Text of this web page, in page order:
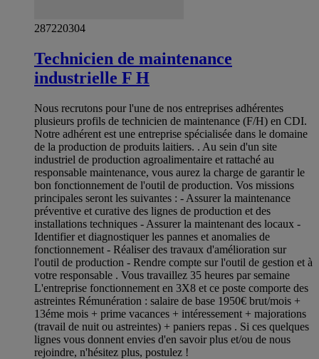
287220304
Technicien de maintenance
industrielle F H
Nous recrutons pour l'une de nos entreprises adhérentes
plusieurs profils de technicien de maintenance (F/H) en CDI.
Notre adhérent est une entreprise spécialisée dans le domaine
de la production de produits laitiers. . Au sein d'un site
industriel de production agroalimentaire et rattaché au
responsable maintenance, vous aurez la charge de garantir le
bon fonctionnement de l'outil de production. Vos missions
principales seront les suivantes : - Assurer la maintenance
préventive et curative des lignes de production et des
installations techniques - Assurer la maintenant des locaux -
Identifier et diagnostiquer les pannes et anomalies de
fonctionnement - Réaliser des travaux d'amélioration sur
l'outil de production - Rendre compte sur l'outil de gestion et à
votre responsable . Vous travaillez 35 heures par semaine
L'entreprise fonctionnement en 3X8 et ce poste comporte des
astreintes Rémunération : salaire de base 1950€ brut/mois +
13éme mois + prime vacances + intéressement + majorations
(travail de nuit ou astreintes) + paniers repas . Si ces quelques
lignes vous donnent envies d'en savoir plus et/ou de nous
rejoindre, n'hésitez plus, postulez !